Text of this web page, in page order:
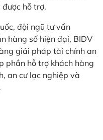
hỗ trợ.
đội ngũ tư vấn
hàng số hiện đại, BIDV
giải pháp tài chính an
phần hỗ trợ khách hàng
an cư lạc nghiệp và